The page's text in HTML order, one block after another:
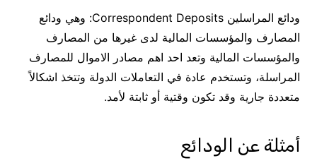
ودائع المراسلين Correspondent Deposits: وهي ودائع
المصارف والمؤسسات المالية لدى غيرها من المصارف
والمؤسسات المالية وتعد احد اهم مصادر الاموال للمصارف
المراسلة، وتستخدم عادة في التعاملات الدولة وتتخذ اشكالاً
متعددة جارية وقد تكون وقتية أو ثابتة لأمد.
أمثلة عن الودائع